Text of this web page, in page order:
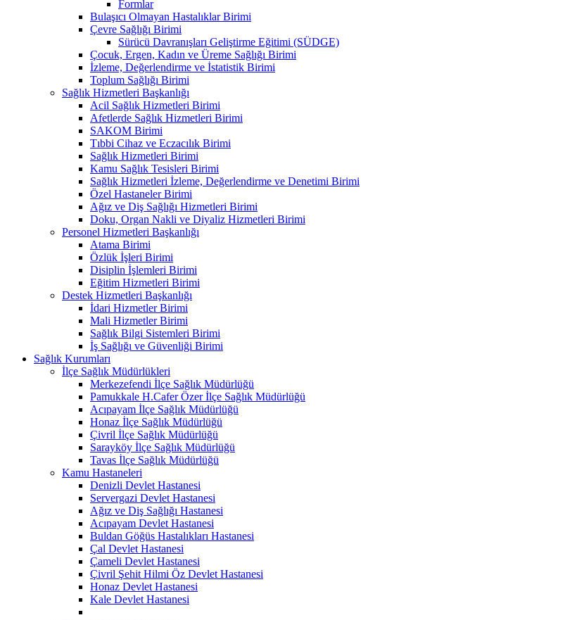
Formlar
Bulaşıcı Olmayan Hastalıklar Birimi
Çevre Sağlığı Birimi
Sürücü Davranışları Geliştirme Eğitimi (SÜDGE)
Çocuk, Ergen, Kadın ve Üreme Sağlığı Birimi
İzleme, Değerlendirme ve İstatistik Birimi
Toplum Sağlığı Birimi
Sağlık Hizmetleri Başkanlığı
Acil Sağlık Hizmetleri Birimi
Afetlerde Sağlık Hizmetleri Birimi
SAKOM Birimi
Tıbbi Cihaz ve Eczacılık Birimi
Sağlık Hizmetleri Birimi
Kamu Sağlık Tesisleri Birimi
Sağlık Hizmetleri İzleme, Değerlendirme ve Denetimi Birimi
Özel Hastaneler Birimi
Ağız ve Diş Sağlığı Hizmetleri Birimi
Doku, Organ Nakli ve Diyaliz Hizmetleri Birimi
Personel Hizmetleri Başkanlığı
Atama Birimi
Özlük İşleri Birimi
Disiplin İşlemleri Birimi
Eğitim Hizmetleri Birimi
Destek Hizmetleri Başkanlığı
İdari Hizmetler Birimi
Mali Hizmetler Birimi
Sağlık Bilgi Sistemleri Birimi
İş Sağlığı ve Güvenliği Birimi
Sağlık Kurumları
İlçe Sağlık Müdürlükleri
Merkezefendi İlçe Sağlık Müdürlüğü
Pamukkale H.Cafer Özer İlçe Sağlık Müdürlüğü
Acıpayam İlçe Sağlık Müdürlüğü
Honaz İlçe Sağlık Müdürlüğü
Çivril İlçe Sağlık Müdürlüğü
Sarayköy İlçe Sağlık Müdürlüğü
Tavas İlçe Sağlık Müdürlüğü
Kamu Hastaneleri
Denizli Devlet Hastanesi
Servergazi Devlet Hastanesi
Ağız ve Diş Sağlığı Hastanesi
Acıpayam Devlet Hastanesi
Buldan Göğüs Hastalıkları Hastanesi
Çal Devlet Hastanesi
Çameli Devlet Hastanesi
Çivril Şehit Hilmi Öz Devlet Hastanesi
Honaz Devlet Hastanesi
Kale Devlet Hastanesi